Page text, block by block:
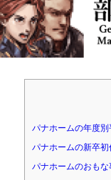
パナホームの年度別
パナホームの新卒初
パナホームのおも